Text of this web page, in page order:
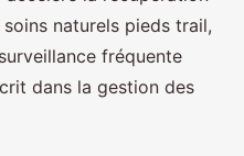
naturels pieds trail,
fréquente
dans la gestion des